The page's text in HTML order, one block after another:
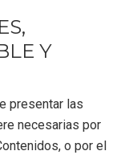
Y
presentar las
necesarias por
o por el